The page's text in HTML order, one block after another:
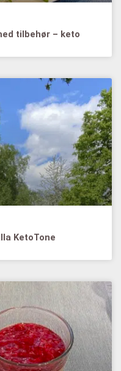
tilbehør – keto
KetoTone